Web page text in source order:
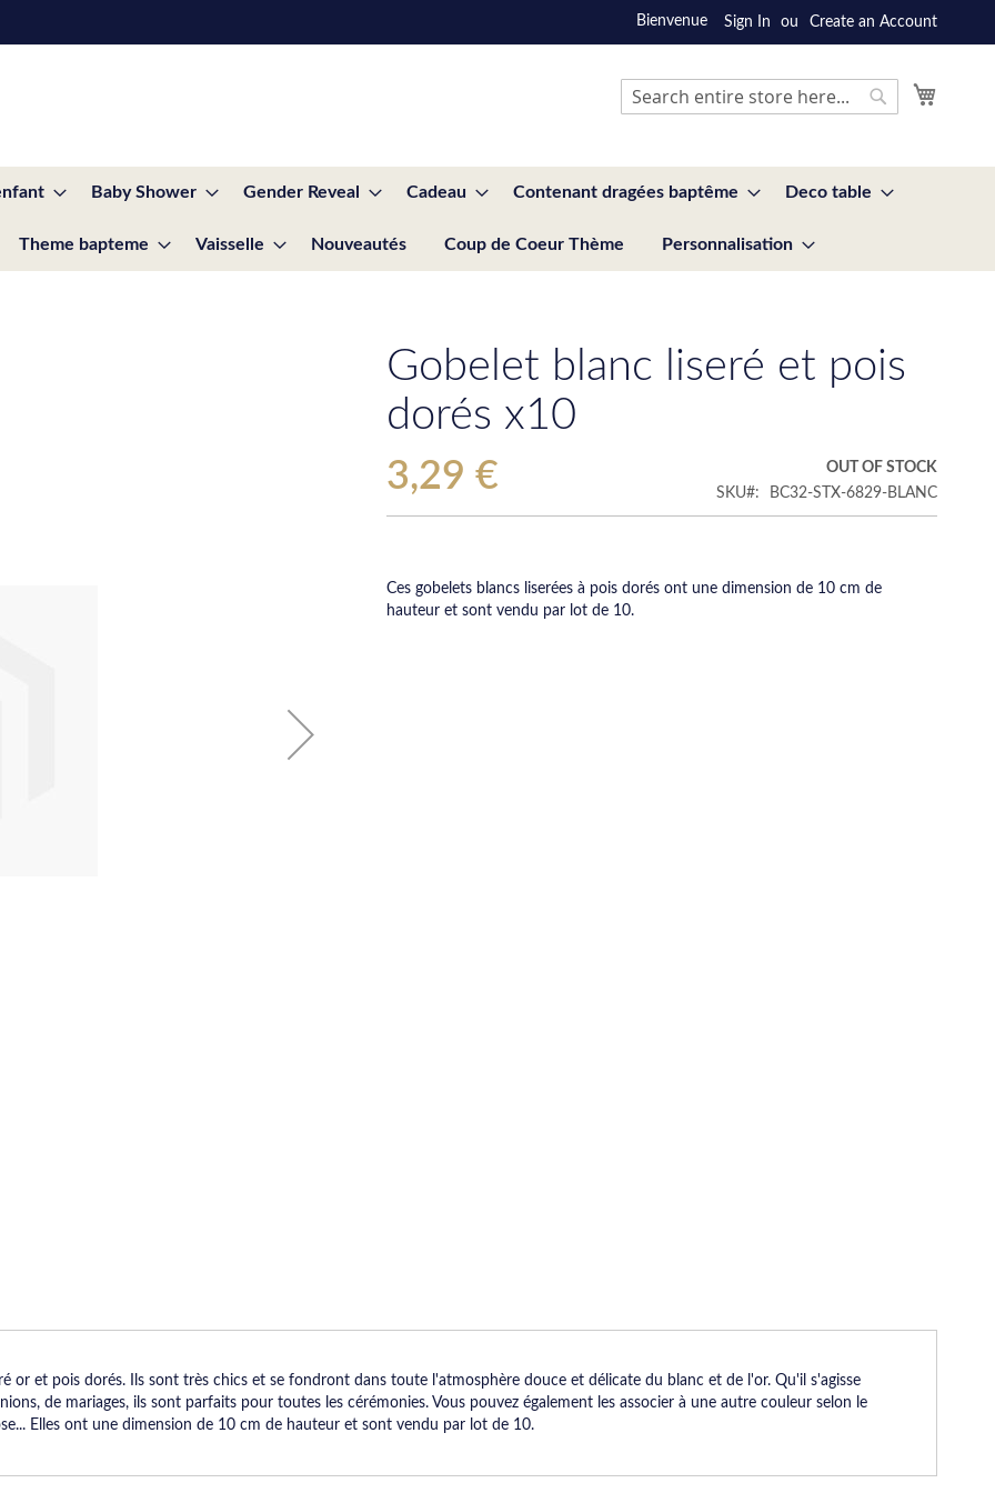
Bienvenue Sign In Create an Account
Search
Baby Shower Gender Reveal Cadeau Contenant dragées baptême Deco table
Theme bapteme Vaisselle Nouveautés Coup de Coeur Thème Personnalisation
Gobelet blanc liseré et pois
dorés x10
3,29 €
OUT OF STOCK
SKU
BC32-STX-6829-BLANC
Ces gobelets blancs liserées à pois dorés ont une dimension de 10 cm de
hauteur et sont vendu par lot de 10.
or et pois dorés. Ils sont très chics et se fondront dans toute l'atmosphère douce et délicate du blanc et de l'or. Qu'il s'agisse
de mariages, ils sont parfaits pour toutes les cérémonies. Vous pouvez également les associer à une autre couleur selon le
Elles ont une dimension de 10 cm de hauteur et sont vendu par lot de 10.